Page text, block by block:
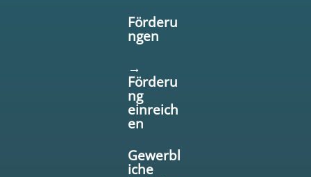
Förderu
ngen
→
Förderu
ng
einreich
en
Gewerbl
iche